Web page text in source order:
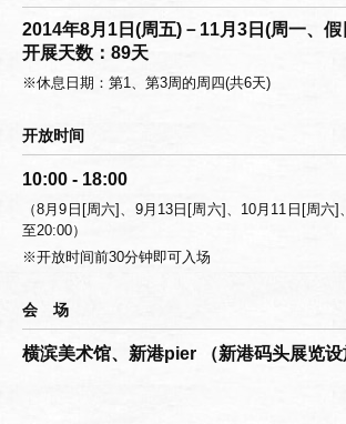
2014年8月1日(周五)－11月3日(周一、假
开展天数：89天
※休息日期：第1、第3周的周四(共6天)
开放时间
10:00 - 18:00
（8月9日[周六]、9月13日[周六]、10月11日[周六
至20:00）
※开放时间前30分钟即可入场
会 场
横滨美术馆、新港pier （新港码头展览设